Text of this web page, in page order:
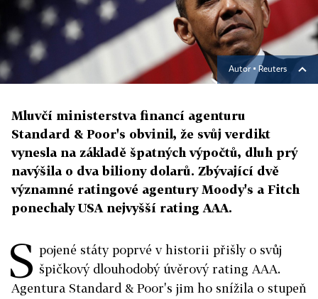
Autor ▪ Reuters
Mluvčí ministerstva financí agenturu
Standard & Poor's obvinil, že svůj verdikt
vynesla na základě špatných výpočtů, dluh prý
navýšila o dva biliony dolarů. Zbývající dvě
významné ratingové agentury Moody's a Fitch
ponechaly USA nejvyšší rating AAA.
S pojené státy poprvé v historii přišly o svůj
špičkový dlouhodobý úvěrový rating AAA.
Agentura Standard & Poor's jim ho snížila o stupeň